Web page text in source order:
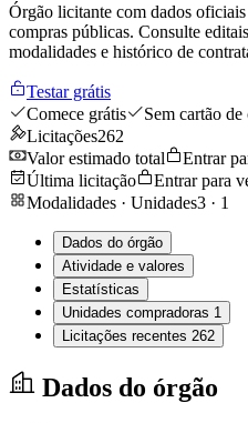
Órgão licitante com dados
compras públicas. Consulte
modalidades e histórico de
Testar grátis
Comece grátis
Sem cartão
Licitações262
Valor estimado total
Entrar
Última licitação
Entrar para
Modalidades · Unidades3 · 1
Dados do órgão
Atividade e valores
Estatísticas
Unidades compradoras 1
Licitações recentes 262
Dados do órgão